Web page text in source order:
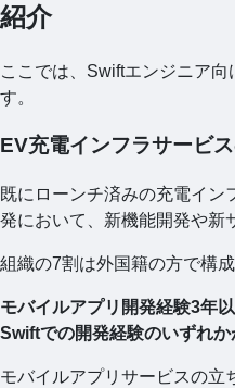
紹介
ここでは、Swiftエンジニア
す。
EV充電インフラサービ
既にローンチ済みの充電イン
発において、新機能開発や新
組織の7割は外国籍の方で構成
モバイルアプリ開発経験3年
Swiftでの開発経験のいずれか
モバイルアプリサービスの立